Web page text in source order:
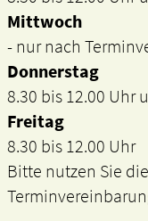
Mittwoch
- nur nach
Donnerstag
8.30 bis 12.00 Uhr
Freitag
8.30 bis 12.00 Uhr
Bitte nutzen Sie